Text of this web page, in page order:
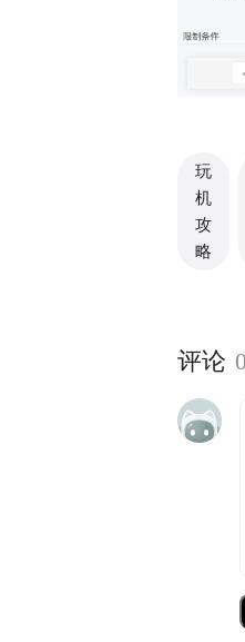
玩
机
攻
略
评论 0